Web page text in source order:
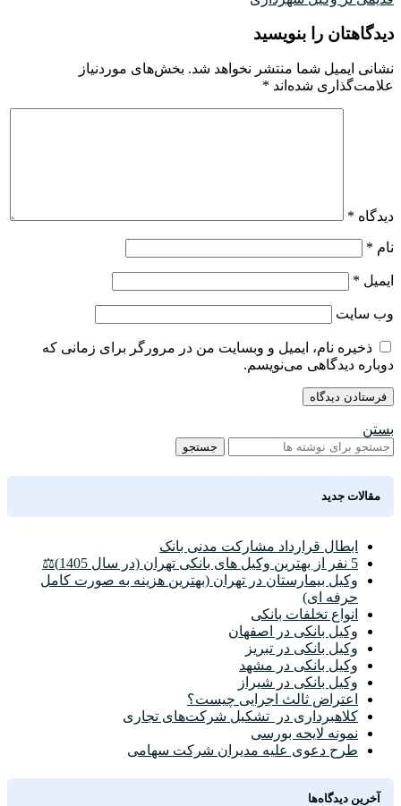
دیدگاهتان را بنویسید
نشانی ایمیل شما منتشر نخواهد شد. بخش‌های موردنیاز
علامت‌گذاری شده‌اند *
دیدگاه *
نام *
ایمیل *
وب‌ سایت
ذخیره نام، ایمیل و وبسایت من در مرورگر برای زمانی که
دوباره دیدگاهی می‌نویسم.
بستن
جستجو
مقالات جدید
ابطال قرارداد مشارکت مدنی بانک
5 نفر از بهترین وکیل های بانکی تهران (در سال 1405)⚖️
وکیل بیمارستان در تهران (بهترین هزینه به صورت کامل
حرفه ای)
انواع تخلفات بانکی
وکیل بانکی در اصفهان
وکیل بانکی در تبریز
وکیل بانکی در مشهد
وکیل بانکی در شیراز
اعتراض ثالث اجرایی چیست؟
کلاهبرداری در تشکیل شرکت‌های تجاری
نمونه لایحه بورسی
طرح دعوی علیه مدیران شرکت سهامی
آخرین دیدگاه‌ها